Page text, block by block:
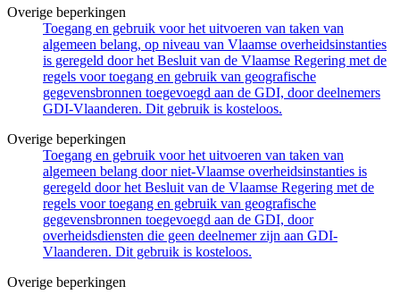
Overige beperkingen
Toegang en gebruik voor het uitvoeren van taken van
algemeen belang, op niveau van Vlaamse overheidsinstanties
is geregeld door het Besluit van de Vlaamse Regering met de
regels voor toegang en gebruik van geografische
gegevensbronnen toegevoegd aan de GDI, door deelnemers
GDI-Vlaanderen. Dit gebruik is kosteloos.
Overige beperkingen
Toegang en gebruik voor het uitvoeren van taken van
algemeen belang door niet-Vlaamse overheidsinstanties is
geregeld door het Besluit van de Vlaamse Regering met de
regels voor toegang en gebruik van geografische
gegevensbronnen toegevoegd aan de GDI, door
overheidsdiensten die geen deelnemer zijn aan GDI-
Vlaanderen. Dit gebruik is kosteloos.
Overige beperkingen